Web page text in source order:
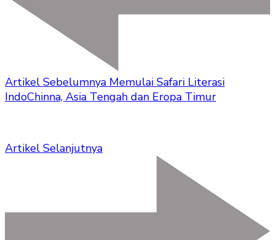
Artikel Sebelumnya Memulai Safari Literasi
IndoChinna, Asia Tengah dan Eropa Timur
Artikel Selanjutnya